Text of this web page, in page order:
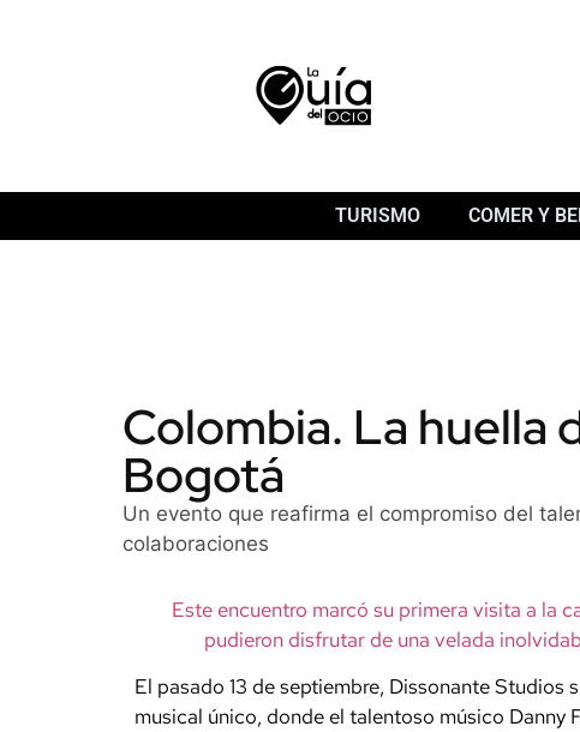
TURISMO COMER Y
Colombia. La huella
Bogotá
Un evento que reafirma el compromiso del
colaboraciones
Este encuentro marcó su primera visita a la
pudieron disfrutar de una velada
El pasado 13 de septiembre, Dissonante Studios
musical único, donde el talentoso músico Danny